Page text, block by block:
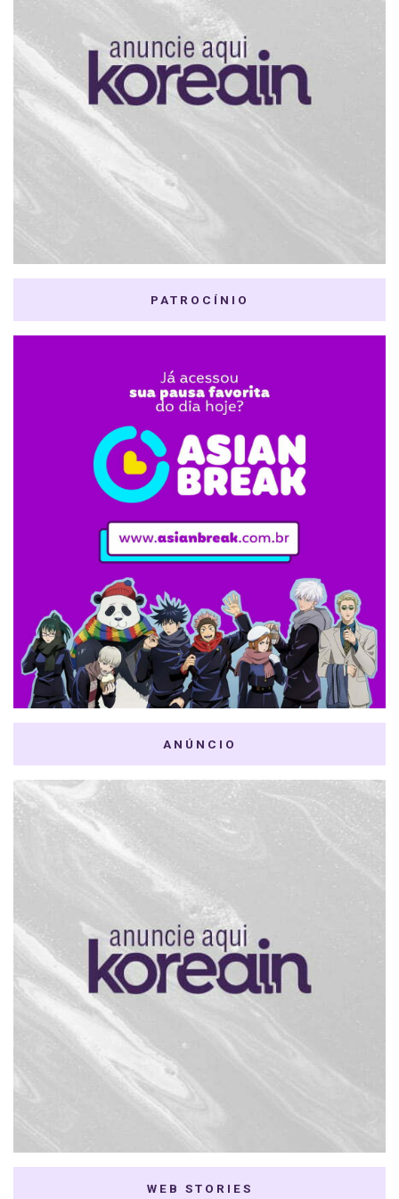
PATROCÍNIO
ANÚNCIO
WEB STORIES
7 K-dramas Enemies
Thai Dramas com